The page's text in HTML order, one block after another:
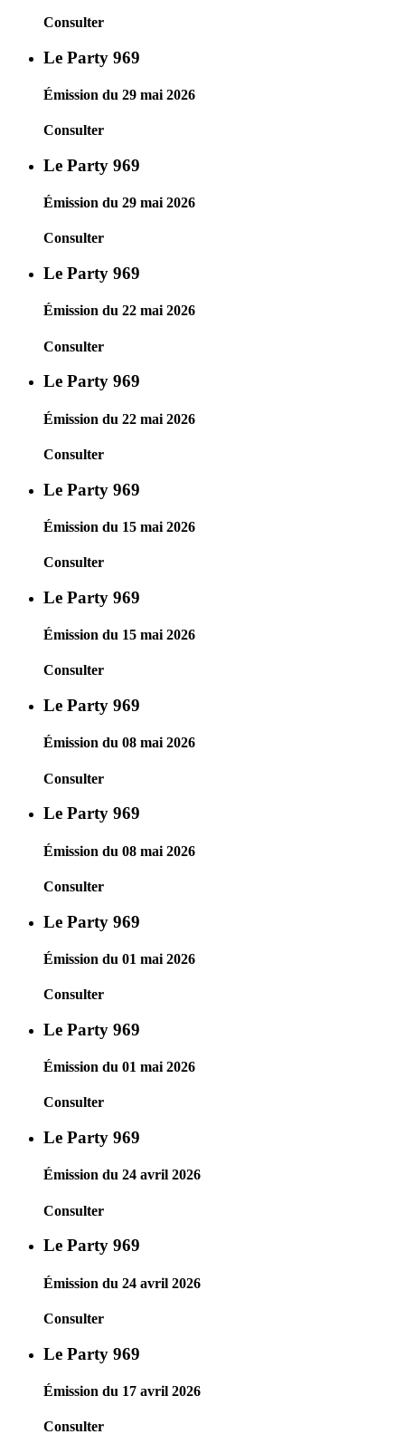
Consulter
Le Party 969
Émission du 29 mai 2026
Consulter
Le Party 969
Émission du 29 mai 2026
Consulter
Le Party 969
Émission du 22 mai 2026
Consulter
Le Party 969
Émission du 22 mai 2026
Consulter
Le Party 969
Émission du 15 mai 2026
Consulter
Le Party 969
Émission du 15 mai 2026
Consulter
Le Party 969
Émission du 08 mai 2026
Consulter
Le Party 969
Émission du 08 mai 2026
Consulter
Le Party 969
Émission du 01 mai 2026
Consulter
Le Party 969
Émission du 01 mai 2026
Consulter
Le Party 969
Émission du 24 avril 2026
Consulter
Le Party 969
Émission du 24 avril 2026
Consulter
Le Party 969
Émission du 17 avril 2026
Consulter